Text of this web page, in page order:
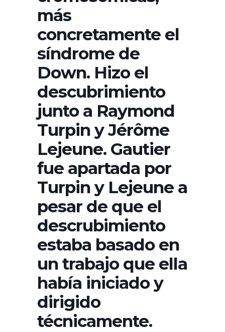
más
concretamente el
síndrome de
Down. Hizo el
descubrimiento
junto a Raymond
Turpin y Jérôme
Lejeune. Gautier
fue apartada por
Turpin y Lejeune a
pesar de que el
descrubimiento
estaba basado en
un trabajo que ella
había iniciado y
dirigido
técnicamente.